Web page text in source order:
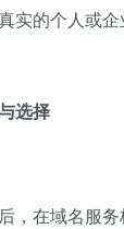
实的个人或
选择
，在域名服